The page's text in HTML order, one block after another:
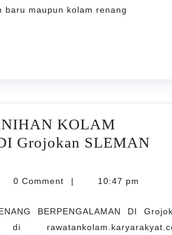
maupun kolam renang
KOLAM
Grojokan SLEMAN
0 Comment | 10:47 pm
BERPENGALAMAN DI